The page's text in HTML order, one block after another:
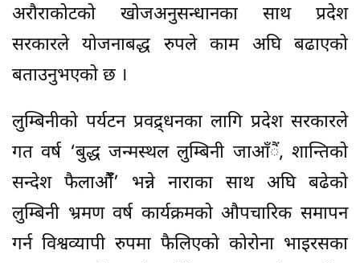
अरौराकोटको खोजअनुसन्धानका साथ प्रदेश
सरकारले योजनाबद्ध रुपले काम अघि बढाएको
बताउनुभएको छ ।
लुम्बिनीको पर्यटन प्रवद्र्धनका लागि प्रदेश सरकारले
गत वर्ष ‘बुद्ध जन्मस्थल लुम्बिनी जाआँैं, शान्तिको
सन्देश फैलाऔंँ’ भन्ने नाराका साथ अघि बढेको
लुम्बिनी भ्रमण वर्ष कार्यक्रमको औपचारिक समापन
गर्न विश्वव्यापी रुपमा फैलिएको कोरोना भाइरसका